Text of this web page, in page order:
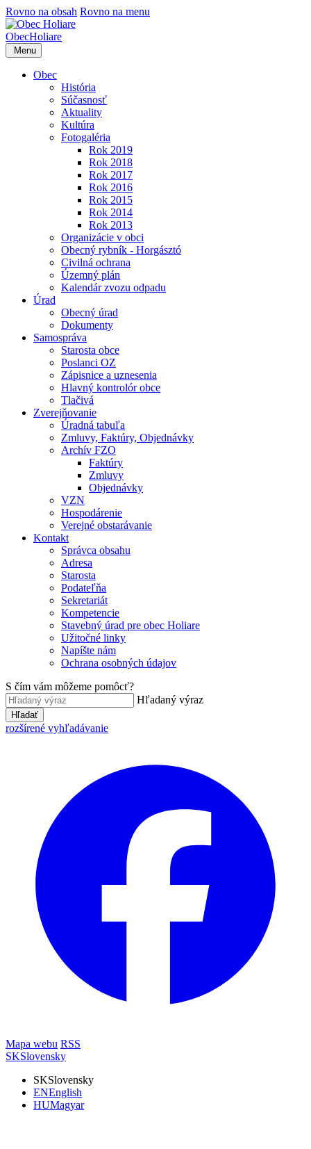
Rovno na obsah Rovno na menu
ObecHoliare
Menu
Obec
História
Súčasnosť
Aktuality
Kultúra
Fotogaléria
Rok 2019
Rok 2018
Rok 2017
Rok 2016
Rok 2015
Rok 2014
Rok 2013
Organizácie v obci
Obecný rybník - Horgásztó
Civilná ochrana
Územný plán
Kalendár zvozu odpadu
Úrad
Obecný úrad
Dokumenty
Samospráva
Starosta obce
Poslanci OZ
Zápisnice a uznesenia
Hlavný kontrolór obce
Tlačivá
Zverejňovanie
Úradná tabuľa
Zmluvy, Faktúry, Objednávky
Archív FZO
Faktúry
Zmluvy
Objednávky
VZN
Hospodárenie
Verejné obstarávanie
Kontakt
Správca obsahu
Adresa
Starosta
Podateľňa
Sekretariát
Kompetencie
Stavebný úrad pre obec Holiare
Užitočné linky
Napíšte nám
Ochrana osobných údajov
S čím vám môžeme pomôcť?
Hľadaný výraz
Hľadať
rozšírené vyhľadávanie
Mapa webu RSS
SKSlovensky
SKSlovensky
ENEnglish
HUMagyar